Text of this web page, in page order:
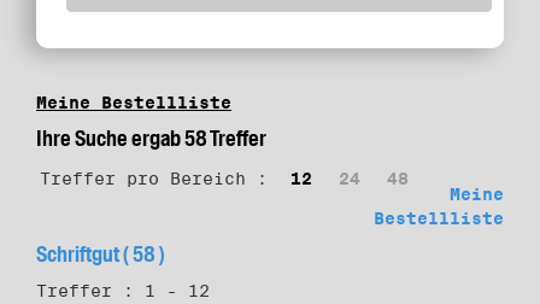
Meine Bestellliste
Ihre Suche ergab 58 Treffer
Treffer pro Bereich : 12 24
48
Meine
Bestellliste
Schriftgut ( 58 )
Treffer : 1 - 12